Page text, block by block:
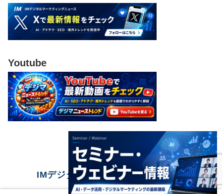
Youtube
IMデジタルマーケティングニュース